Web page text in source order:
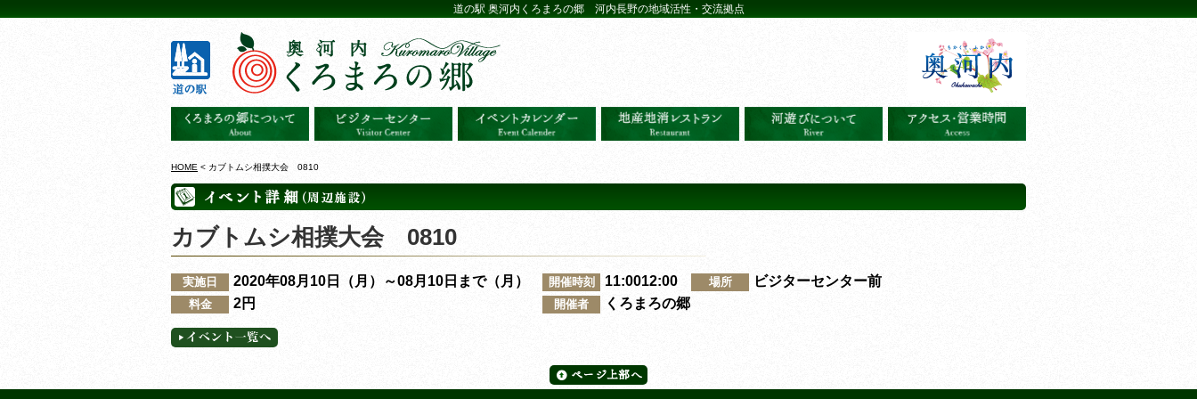
道の駅 奥河内くろまろの郷 河内長野の地域活性・交流拠点
HOME < カブトムシ相撲大会 0810
カブトムシ相撲大会 0810
実施日 2020年08月10日（月）～08月10日まで（月） 開催時刻 11:0012:00 場所 ビジターセンター前
料金 2円 開催者 くろまろの郷